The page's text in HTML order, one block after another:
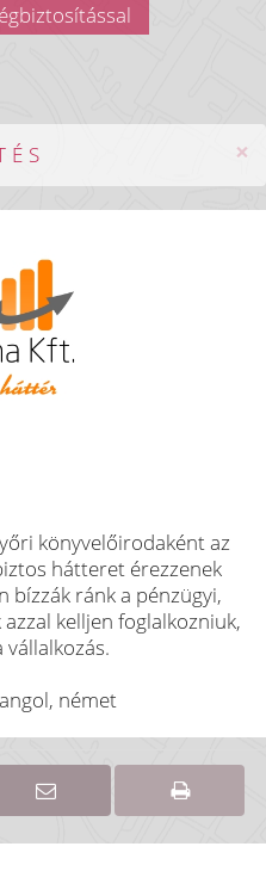
×
könyvelőirodaként az
hátteret érezzenek
bízzák ránk a pénzügyi,
kelljen foglalkozniuk,
német